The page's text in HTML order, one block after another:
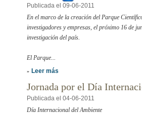
Publicada el 09-06-2011
En el marco de la creación del Parque
investigadores y empresas, el próximo 16 de
investigación del país.
El Parque...
» Leer más
Jornada por el Día
Publicada el 04-06-2011
Día Internacional del Ambiente